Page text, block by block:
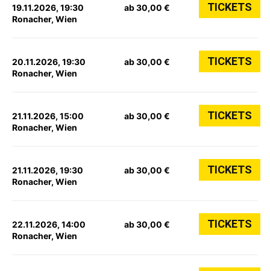
19.11.2026, 19:30
Ronacher, Wien
ab 30,00 € TICKETS
20.11.2026, 19:30
Ronacher, Wien
ab 30,00 € TICKETS
21.11.2026, 15:00
Ronacher, Wien
ab 30,00 € TICKETS
21.11.2026, 19:30
Ronacher, Wien
ab 30,00 € TICKETS
22.11.2026, 14:00
Ronacher, Wien
ab 30,00 € TICKETS